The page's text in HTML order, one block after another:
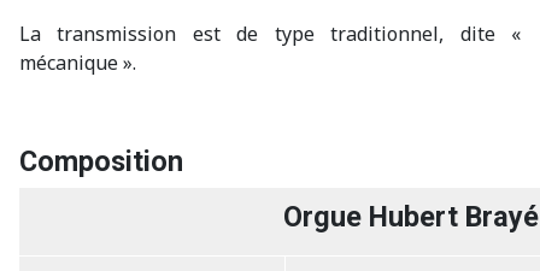
La transmission est de type traditionnel, dite «
mécanique ».
Composition
Orgue Hubert Brayé